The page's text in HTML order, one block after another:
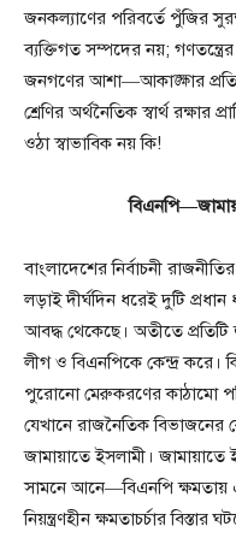
জনকল্যাণের পরিবর্তে পুঁজির
ব্যক্তিগত সম্পদের নয়;
জনগণের আশা—আকাঙ্ক্ষার
শ্রেণির অর্থনৈতিক স্বার্থ রক্ষার
ওঠা স্বাভাবিক নয় কি!
বাংলাদেশের নির্বাচনী
লড়াই দীর্ঘদিন ধরেই দুটি
আবদ্ধ থেকেছে। অতীতে
লীগ ও বিএনপিকে কেন্দ্র করে।
পুরোনো মেরুকরণের কাঠামো
যেখানে রাজনৈতিক বিভাজনের
জামায়াতে ইসলামী।
সামনে আনে—বিএনপি ক্ষমতায়
নিয়ন্ত্রণহীন ক্ষমতাচর্চার